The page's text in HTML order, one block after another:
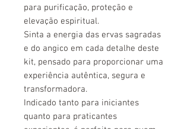
para purificação, proteção e
elevação espiritual.
Sinta a energia das ervas sagradas
e do angico em cada detalhe deste
kit, pensado para proporcionar uma
experiência autêntica, segura e
transformadora.
Indicado tanto para iniciantes
quanto para praticantes